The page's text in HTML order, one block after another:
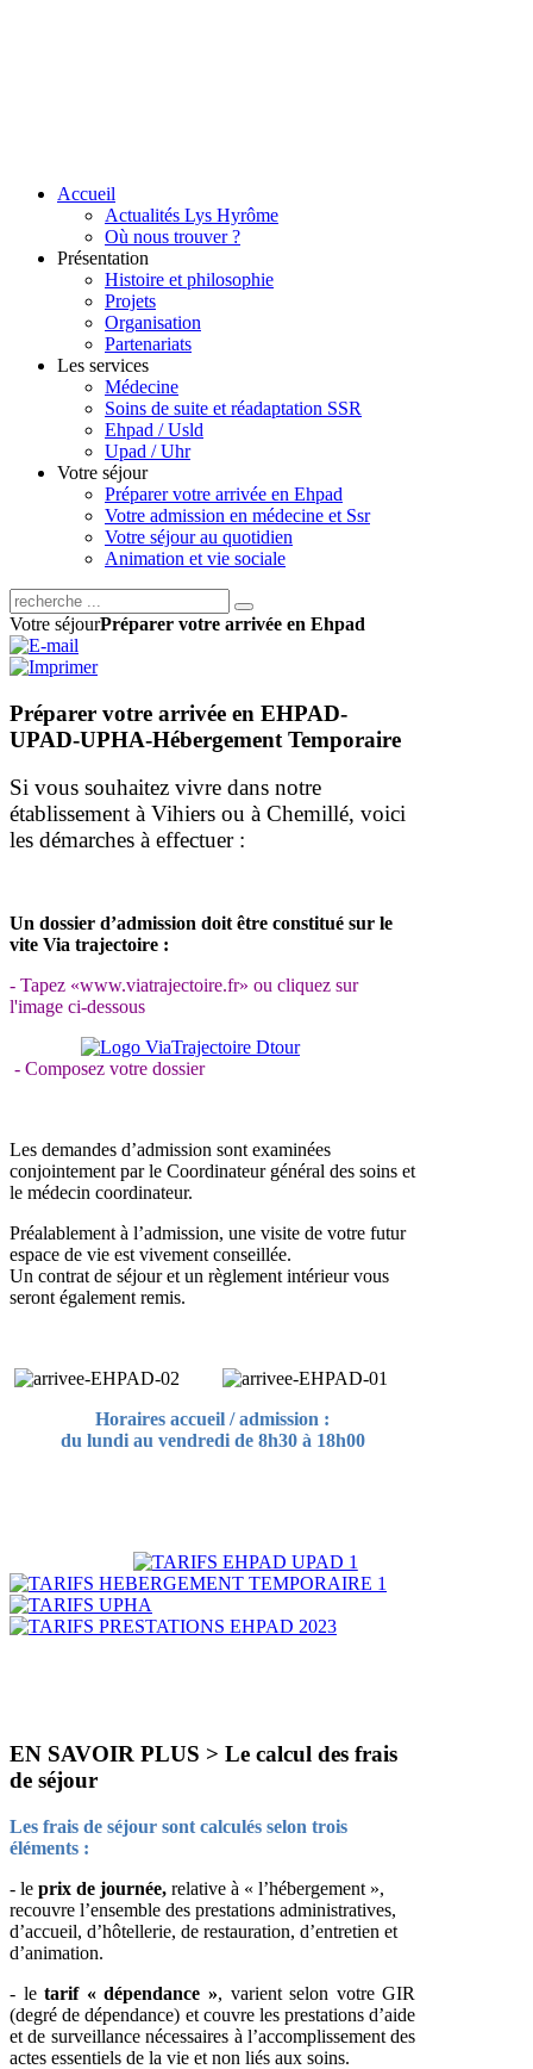
Accueil
Actualités Lys Hyrôme
Où nous trouver ?
Présentation
Histoire et philosophie
Projets
Organisation
Partenariats
Les services
Médecine
Soins de suite et réadaptation SSR
Ehpad / Usld
Upad / Uhr
Votre séjour
Préparer votre arrivée en Ehpad
Votre admission en médecine et Ssr
Votre séjour au quotidien
Animation et vie sociale
Votre séjourPréparer votre arrivée en Ehpad
Préparer votre arrivée en EHPAD-
UPAD-UPHA-Hébergement Temporaire
Si vous souhaitez vivre dans notre
établissement à Vihiers ou à Chemillé, voici
les démarches à effectuer :
Un dossier d’admission doit être constitué sur le
vite Via trajectoire :
- Tapez «www.viatrajectoire.fr» ou cliquez sur
l'image ci-dessous
- Composez votre dossier
Les demandes d’admission sont examinées
conjointement par le Coordinateur général des soins et
le médecin coordinateur.
Préalablement à l’admission, une visite de votre futur
espace de vie est vivement conseillée.
Un contrat de séjour et un règlement intérieur vous
seront également remis.
Horaires accueil / admission :
du lundi au vendredi de 8h30 à 18h00
EN SAVOIR PLUS > Le calcul des frais
de séjour
Les frais de séjour sont calculés selon trois
éléments :
- le prix de journée, relative à « l’hébergement »,
recouvre l’ensemble des prestations administratives,
d’accueil, d’hôtellerie, de restauration, d’entretien et
d’animation.
- letarif « dépendance », varient selon votre GIR
(degré de dépendance) et couvre les prestations d’aide
et de surveillance nécessaires à l’accomplissement des
actes essentiels de la vie et non liés aux soins.